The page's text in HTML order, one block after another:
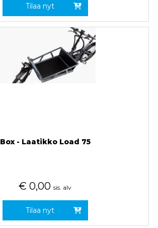
Tilaa nyt
Box - Laatikko Load 75
€ 0,00 sis. alv
Tilaa nyt